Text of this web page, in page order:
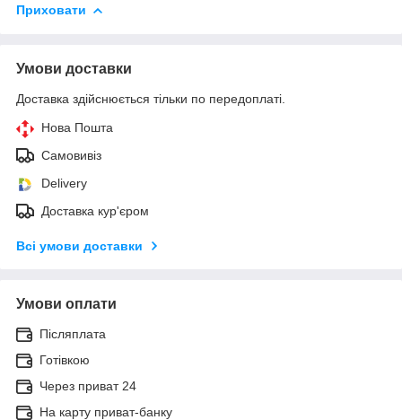
Приховати
Умови доставки
Доставка здійснюється тільки по передоплаті.
Нова Пошта
Самовивіз
Delivery
Доставка кур'єром
Всі умови доставки
Умови оплати
Післяплата
Готівкою
Через приват 24
На карту приват-банку